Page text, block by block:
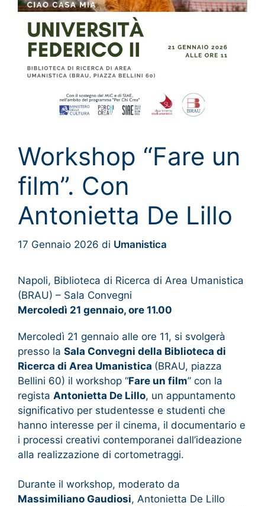
Workshop “Fare un
film”. Con
Antonietta De Lillo
17 Gennaio 2026 di Umanistica
Napoli, Biblioteca di Ricerca di Area Umanistica
(BRAU) – Sala Convegni
Mercoledì 21 gennaio, ore 11.00
Mercoledì 21 gennaio alle ore 11, si svolgerà
presso la Sala Convegni della Biblioteca di
Ricerca di Area Umanistica (BRAU, piazza
Bellini 60) il workshop “Fare un film” con la
regista Antonietta De Lillo, un appuntamento
significativo per studentesse e studenti che
hanno interesse per il cinema, il documentario e
i processi creativi contemporanei dall’ideazione
alla realizzazione di cortometraggi.
Durante il workshop, moderato da
Massimiliano Gaudiosi, Antonietta De Lillo